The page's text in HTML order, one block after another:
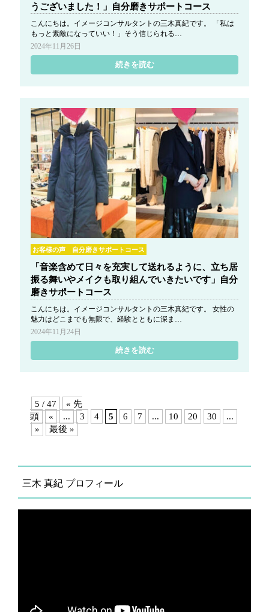
うございました！」自分磨きサポートコース
こんにちは。イメージコンサルタントの三木真紀です。 「私は
もっと素敵になっていい！」そう信じられる…
2024年11月26日
続きを読む
お客様の声 自分磨きサポートコース
「音楽含めて日々を充実して送れるように、立ち居
振る舞いやメイクも取り組んでいきたいです」自分
磨きサポートコース
こんにちは。イメージコンサルタントの三木真紀です。 女性の
魅力はどこまでも無限で、経験とともに深ま…
2024年11月24日
続きを読む
5 / 47
« 先
頭
« ... 3 4 5 6 7 ... 10 20 30
...
»
最後 »
三木 真紀 プロフィール